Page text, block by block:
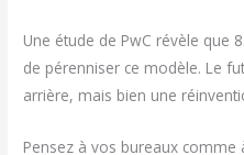
Une étude de PwC révèle que
de pérenniser ce modèle. Le
arrière, mais bien une
Pensez à vos bureaux comme